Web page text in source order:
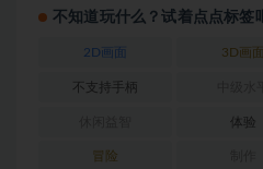
不知道玩什么？试着点点标签
2D画面 3D画面
不支持手柄
体验
冒险